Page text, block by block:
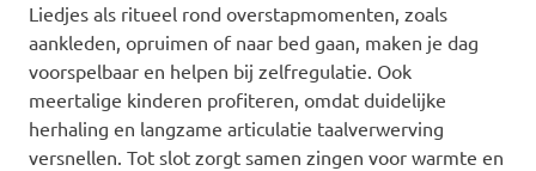
Liedjes als ritueel rond overstapmomenten, zoals
aankleden, opruimen of naar bed gaan, maken je dag
voorspelbaar en helpen bij zelfregulatie. Ook
meertalige kinderen profiteren, omdat duidelijke
herhaling en langzame articulatie taalverwerving
versnellen. Tot slot zorgt samen zingen voor warmte en